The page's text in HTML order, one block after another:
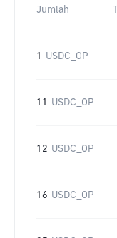
Jumlah
1 USDC_OP
11 USDC_OP
12 USDC_OP
16 USDC_OP